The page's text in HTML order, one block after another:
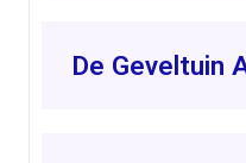
De Geveltuin